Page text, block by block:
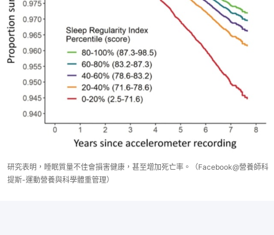
研究表明，睡眠質量不佳會損害健康，甚至增加死亡率。（Facebook@營養師科
提斯-運動營養與科學體重管理）